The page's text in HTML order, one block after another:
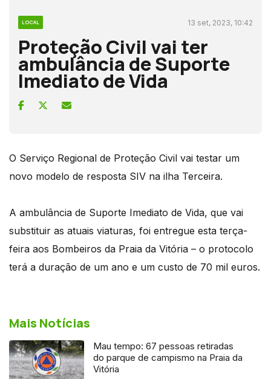
LOCAL 13 set, 2023, 10:42
Proteção Civil vai ter
ambulância de Suporte
Imediato de Vida
O Serviço Regional de Proteção Civil vai testar um
novo modelo de resposta SIV na ilha Terceira.
A ambulância de Suporte Imediato de Vida, que vai
substituir as atuais viaturas, foi entregue esta terça-
feira aos Bombeiros da Praia da Vitória – o protocolo
terá a duração de um ano e um custo de 70 mil euros.
Mais Notícias
Mau tempo: 67 pessoas retiradas
do parque de campismo na Praia da
Vitória